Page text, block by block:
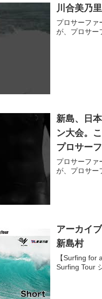
川合美乃
プロサーファ
が、プロサー
新島、日
ン大会。
プロサー
ねていま
プロサーファ
が、プロサー
アーカイ
新島村
【Surfing
Surfing Tour